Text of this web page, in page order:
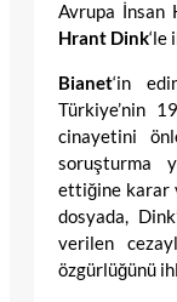
Avrupa İnsan
Hrant Dink‘le
Bianet‘in
Türkiye’nin
cinayetini
soruşturma
ettiğine karar
dosyada,
verilen
özgürlüğünü